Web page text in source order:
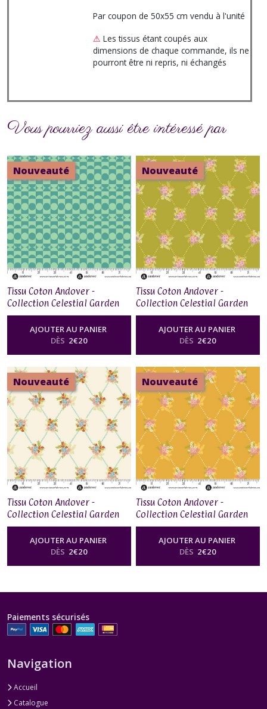
Par coupon de 50x55 cm vendu à l'unité
⚠ Les tissus étant coupés aux
dimensions de chaque commande, ils ne
pourront être ni repris, ni échangés
Vous pourriez aussi être intéressé par
Nouveauté
Tissu Coton Andover -
Collection Celestial Garden
by Alexandra Bordallo -
Lunar Phases Twilight Teal
AJOUTER AU PANIER
DÈS 2€20
Nouveauté
Tissu Coton Andover -
Collection Celestial Garden
by Alexandra Bordallo -
Starwoven Garden Moss
AJOUTER AU PANIER
DÈS 2€20
Nouveauté
Tissu Coton Andover -
Collection Celestial Garden
by Alexandra Bordallo -
Starwoven Garden Cream
AJOUTER AU PANIER
DÈS 2€20
Nouveauté
Tissu Coton Andover -
Collection Celestial Garden
by Alexandra Bordallo -
Starwoven Garden Tawny
AJOUTER AU PANIER
DÈS 2€20
Paiements sécurisés
Navigation
Accueil
Catalogue